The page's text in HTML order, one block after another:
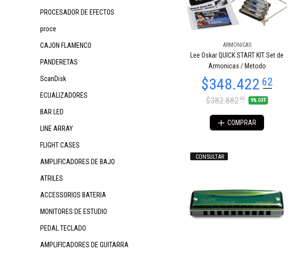
PROCESADOR DE EFECTOS
proce
CAJON FLAMENCO
PANDERETAS
ScanDisk
ECUALIZADORES
BAR LED
LINE ARRAY
FLIGHT CASES
AMPLIFICADORES DE BAJO
ATRILES
ACCESSORIOS BATERIA
MONITORES DE ESTUDIO
PEDAL TECLADO
AMPLIFICADORES DE GUITARRA
ARMONICAS
Lee Oskar QUICK START KIT Set de
Armonicas / Metodo
$382.88200 9% OFF
COMPRAR
CONSULTAR
$84.27454 $84.274
$84.274